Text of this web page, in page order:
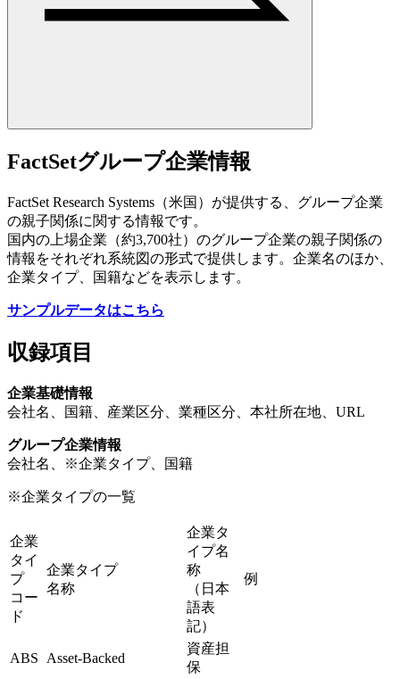
FactSetグループ企業情報
FactSet Research Systems（米国）が提供する、グループ企業
の親子関係に関する情報です。
国内の上場企業（約3,700社）のグループ企業の親子関係の
情報をそれぞれ系統図の形式で提供します。企業名のほか、
企業タイプ、国籍などを表示します。
サンプルデータはこちら
収録項目
企業基礎情報
会社名、国籍、産業区分、業種区分、本社所在地、URL
グループ企業情報
会社名、※企業タイプ、国籍
※企業タイプの一覧
企業
タイ
プ
コー
ド
企業タイプ
名称
企業タ
イプ名
称
（日本
語表
記）
例
ABS Asset-Backed
資産担
保